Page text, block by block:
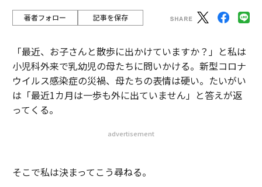
著者フォロー 記事を保存
「最近、お子さんと散歩に出かけていますか？」と私は
小児科外来で乳幼児の母たちに問いかける。新型コロナ
ウイルス感染症の災禍、母たちの表情は硬い。たいがい
は「最近1カ月は一歩も外に出ていません」と答えが返
ってくる。
advertisement
そこで私は決まってこう尋ねる。